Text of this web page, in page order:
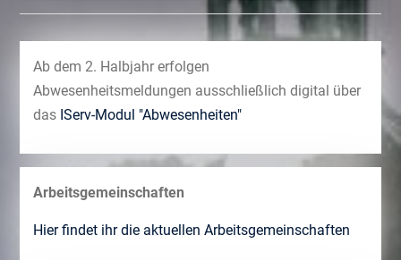
Ab dem 2. Halbjahr erfolgen
Abwesenheitsmeldungen ausschließlich digital über
das IServ-Modul "Abwesenheiten"
Arbeitsgemeinschaften
Hier findet ihr die aktuellen Arbeitsgemeinschaften